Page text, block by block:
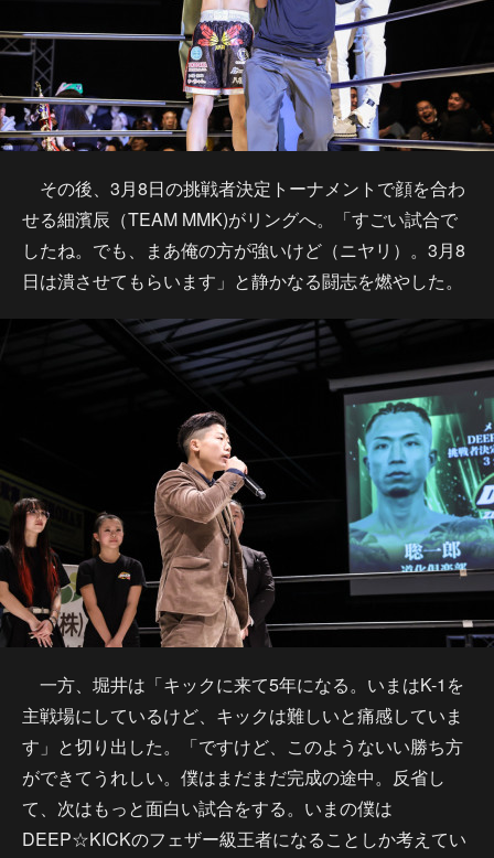
その後、3月8日の挑戦者決定トーナメントで顔を合わ
せる細濱辰（TEAM MMK)がリングへ。「すごい試合で
したね。でも、まあ俺の方が強いけど（ニヤリ）。3月8
日は潰させてもらいます」と静かなる闘志を燃やした。
一方、堀井は「キックに来て5年になる。いまはK-1を
主戦場にしているけど、キックは難しいと痛感していま
す」と切り出した。「ですけど、このようないい勝ち方
ができてうれしい。僕はまだまだ完成の途中。反省し
て、次はもっと面白い試合をする。いまの僕は
DEEP☆KICKのフェザー級王者になることしか考えてい